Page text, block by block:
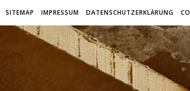
SITEMAP IMPRESSUM DATENSCHUTZERKLÄRUNG